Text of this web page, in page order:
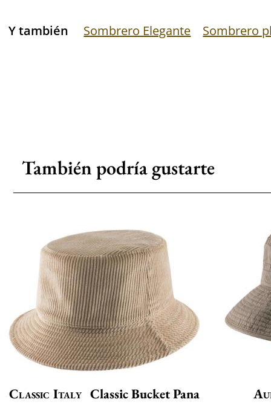
Y también Sombrero Elegante Sombrero
También podría gustarte
Classic Italy Classic Bucket Pana